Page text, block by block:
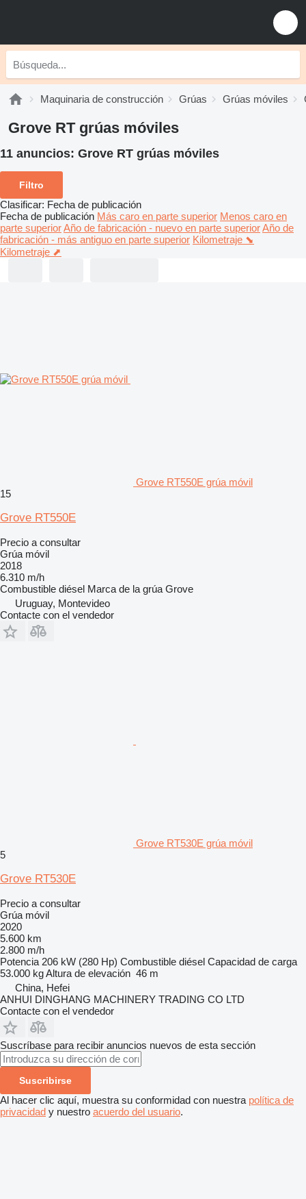
Maquinaria de construcción Grúas Grúas móviles
Grove RT grúas móviles
11 anuncios: Grove RT grúas móviles
Filtro
Clasificar: Fecha de publicación
Fecha de publicación Más caro en parte superior Menos caro en
parte superiorAño de fabricación - nuevo en parte superiorAño de
fabricación - más antiguo en parte superior Kilometraje ⬊
Kilometraje ⬈
Grove RT550E grúa móvil
15
Grove RT550E
Precio a consultar
Grúa móvil
2018
6.310 m/h
Combustible diésel Marca de la grúa Grove
Uruguay, Montevideo
Contacte con el vendedor
Grove RT530E grúa móvil
5
Grove RT530E
Precio a consultar
Grúa móvil
2020
5.600 km
2.800 m/h
Potencia 206 kW (280 Hp) Combustible diésel Capacidad de carga
53.000 kgAltura de elevación 46 m
China, Hefei
ANHUI DINGHANG MACHINERY TRADING CO LTD
Contacte con el vendedor
Suscríbase para recibir anuncios nuevos de esta sección
Suscribirse
Al hacer clic aquí, muestra su conformidad con nuestra política de
privacidad y nuestro acuerdo del usuario.